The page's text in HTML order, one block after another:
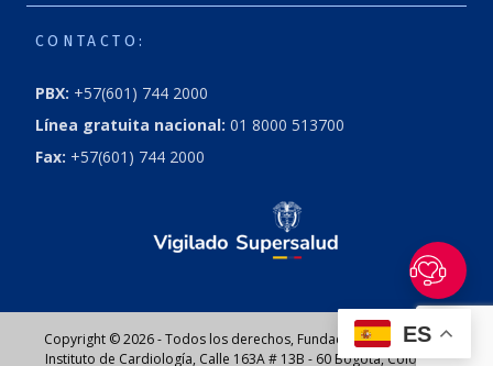
CONTACTO:
PBX: +57(601) 744 2000
Línea gratuita nacional: 01 8000 513700
Fax: +57(601) 744 2000
Copyright © 2026 - Todos los derechos, Fundación Cardioinfantil
Instituto de Cardiología, Calle 163A # 13B - 60 Bogotá, Colombia
ES